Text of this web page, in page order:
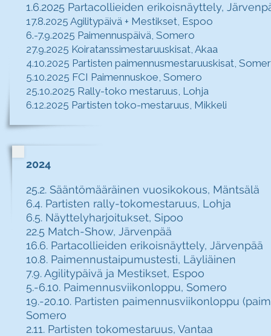
1.6.2025 Partacollieiden erikoisnäyttely,
17.8.2025 Agilitypäivä + Mestikset, Espoo
6.-7.9.2025 Paimennuspäivä, Somero
27.9.2025 Koiratanssimestaruuskisat, Akaa
4.10.2025 Partisten paimennusmestaruuskisat,
5.10.2025 FCI Paimennuskoe, Somero
25.10.2025 Rally-toko mestaruus, Lohja
6.12.2025 Partisten toko-mestaruus, Mikkeli
2024
25.2. Sääntömääräinen vuosikokous, Mäntsälä
6.4. Partisten rally-tokomestaruus, Lohja
6.5. Näyttelyharjoitukset, Sipoo
22.5 Match-Show, Järvenpää
16.6. Partacollieiden erikoisnäyttely, Järvenpää
10.8. Paimennustaipumustesti, Läyliäinen
7.9. Agilitypäivä ja Mestikset, Espoo
5.-6.10. Paimennusviikonloppu, Somero
19.-20.10. Partisten paimennusviikonloppu
Somero
2.11. Partisten tokomestaruus, Vantaa